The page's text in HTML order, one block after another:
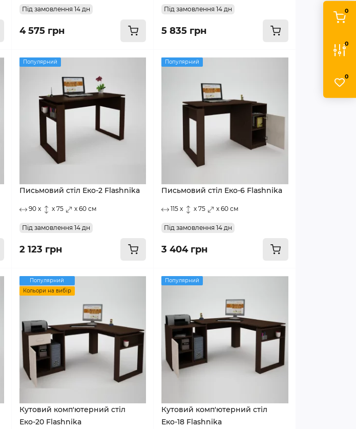
0
0
0
Під замовлення 14 дн
4 575 грн
Під замовлення 14 дн
5 835 грн
Популярний
Письмовий стіл Еко-2 Flashnika
90 x x 75 x 60 см
Під замовлення 14 дн
2 123 грн
Популярний
Письмовий стіл Еко-6 Flashnika
115 x x 75 x 60 см
Під замовлення 14 дн
3 404 грн
Популярний
Кольори на вибір
Кутовий комп'ютерний стіл
Еко-20 Flashnika
Популярний
Кутовий комп'ютерний стіл
Еко-18 Flashnika